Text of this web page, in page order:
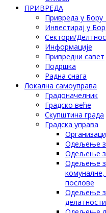
ПРИВРЕДА
Привреда у Бору
Инвестирај у Бор
Сектори/
Информације
Привредни савет
Подршка
Радна снага
Локална самоуправа
Градоначелник
Градско веће
Скупштина града
Градска управа
Одељење
Одељење
Одељење
послове
Одељење
делатности